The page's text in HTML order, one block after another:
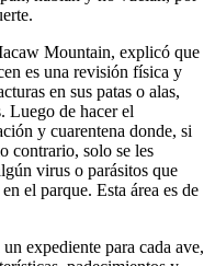
Mountain, explicó que
es una revisión física y
en sus patas o alas,
Luego de hacer el
y cuarentena donde, si
contrario, solo se les
virus o parásitos que
el parque. Esta área es de
expediente para cada ave,